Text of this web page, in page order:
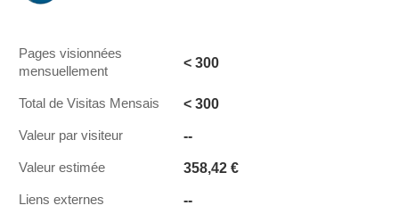
Pages visionnées
mensuellement
< 300
Total de Visitas Mensais < 300
Valeur par visiteur --
Valeur estimée 358,42 €
Liens externes --